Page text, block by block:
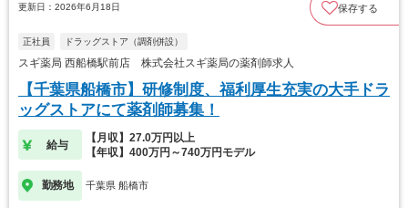
更新日：2026年6月18日 保存する
正社員 ドラッグストア（調剤併設）
スギ薬局 西船橋駅前店 株式会社スギ薬局の薬剤師求人
【千葉県船橋市】研修制度、福利厚生充実の大手ドラ
ッグストアにて薬剤師募集！
給与
【月収】27.0万円以上
【年収】400万円～740万円モデル
勤務地 千葉県 船橋市